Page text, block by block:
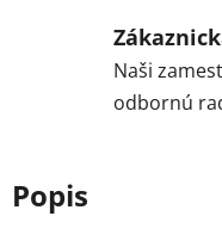
Naši
odbornú
Popis